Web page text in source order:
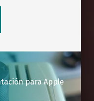
para Apple